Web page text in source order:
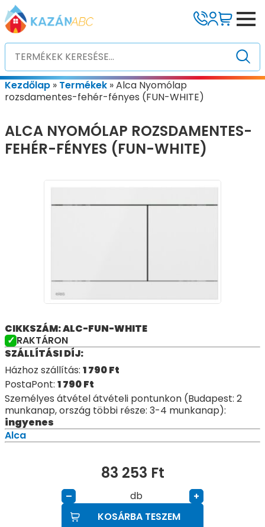
Kezdőlap » Termékek »Alca Nyomólap
rozsdamentes-fehér-fényes (FUN-WHITE)
ALCA NYOMÓLAP ROZSDAMENTES-
FEHÉR-FÉNYES (FUN-WHITE)
CIKKSZÁM: ALC-FUN-WHITE
RAKTÁRON
SZÁLLÍTÁSI DÍJ:
Házhoz szállítás: 1 790Ft
PostaPont: 1 790Ft
Személyes átvétel átvételi pontunkon (Budapest: 2
munkanap, ország többi része: 3-4 munkanap):
ingyenes
Alca
83 253 Ft
– db
+
KOSÁRBA TESZEM